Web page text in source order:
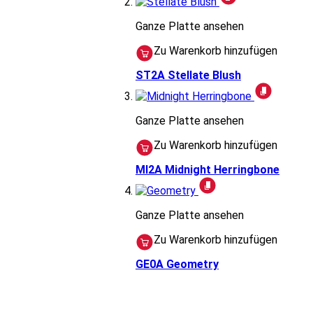
Ganze Platte ansehen
Zu Warenkorb hinzufügen
ST2A Stellate Blush
Ganze Platte ansehen
Zu Warenkorb hinzufügen
MI2A Midnight Herringbone
Ganze Platte ansehen
Zu Warenkorb hinzufügen
GE0A Geometry